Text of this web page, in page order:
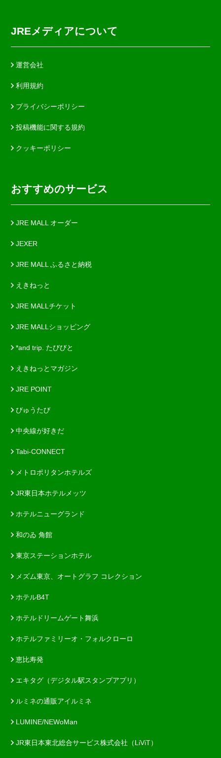
JREメディアについて
運営会社
利用規約
プライバシーポリシー
投稿機能に関する規約
クッキーポリシー
おすすめのサービス
JRE MALL オーダー
JEXER
JRE MALL ふるさと納税
えきねっと
JRE MALLチケット
JRE MALLショッピング
*and trip. たびびと
えきねっとマガジン
JRE POINT
びゅうたび
中央線が好きだ
Tabi-CONNECT
メトロポリタンホテルズ
JR東日本ホテルメッツ
ホテルニューグランド
和のゐ 角館
東京ステーションホテル
メズム東京、オートグラフ コレクション
ホテルB4T
ホテルドリームゲート舞浜
ホテルファミリーオ・フォルクローロ
恵比寿発
エキタグ（デジタル駅スタンプアプリ）
ルミネの通販アイルミネ
LUMINE/NEWoMan
JR東日本東北総合サービス株式会社（LiViT）